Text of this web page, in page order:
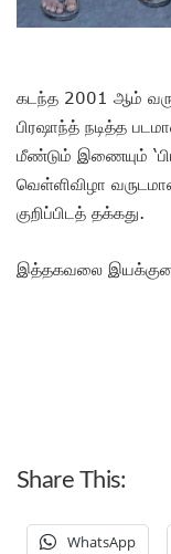
கடந்த 2001 ஆம்
பிரஷாந்த் நடித்த
மீண்டும் இணையும்
வெள்ளிவிழா
குறிப்பிடத் தக்கது.
இத்தகவலை
Share This:
WhatsApp